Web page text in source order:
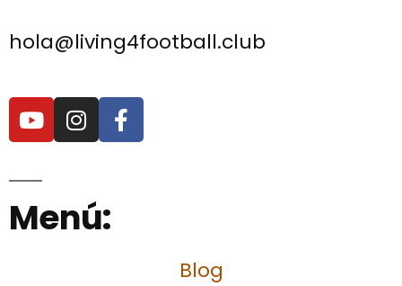
hola@living4football.club
Menú:
Blog